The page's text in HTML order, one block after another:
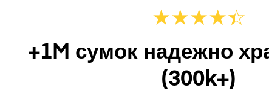
★★★★☆
★
+1M сумок надежно
(300k+)